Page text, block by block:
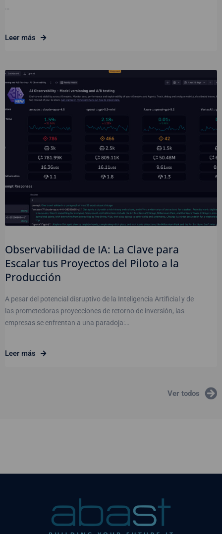
…
Leer más
Observabilidad de IA: La Clave para
Escalar tus Proyectos del Piloto a la
Producción
A pesar del potencial disruptivo de la Inteligencia Artificial y de
las prometedoras proyecciones de retorno de inversión, las
empresas se enfrentan a una paradoja:…
Leer más
Ver todos